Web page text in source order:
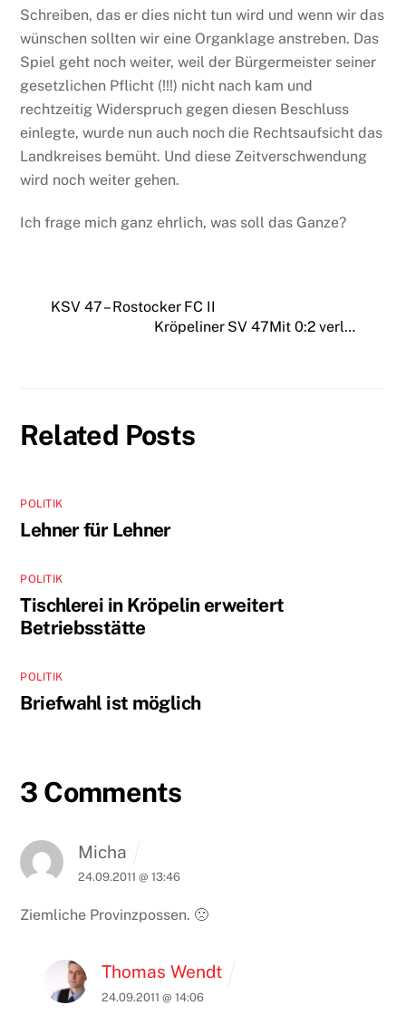
Schreiben, das er dies nicht tun wird und wenn wir das
wünschen sollten wir eine Organklage anstreben. Das
Spiel geht noch weiter, weil der Bürgermeister seiner
gesetzlichen Pflicht (!!!) nicht nach kam und
rechtzeitig Widerspruch gegen diesen Beschluss
einlegte, wurde nun auch noch die Rechtsaufsicht das
Landkreises bemüht. Und diese Zeitverschwendung
wird noch weiter gehen.
Ich frage mich ganz ehrlich, was soll das Ganze?
KSV 47 – Rostocker FC II
Kröpeliner SV 47Mit 0:2 verl…
Related Posts
POLITIK
Lehner für Lehner
POLITIK
Tischlerei in Kröpelin erweitert
Betriebsstätte
POLITIK
Briefwahl ist möglich
3 Comments
Micha
24.09.2011 @ 13:46
Ziemliche Provinzpossen. 🙁
Thomas Wendt
24.09.2011 @ 14:06